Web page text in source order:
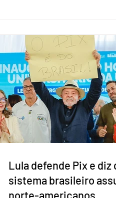
formação de alianças no
ideia, segundo o partido, é
eleição de governadores e
estaduais, além de fortalecer a
no Congresso Nacional, com
Lula defende Pix e diz
sistema brasileiro
norte-americanos